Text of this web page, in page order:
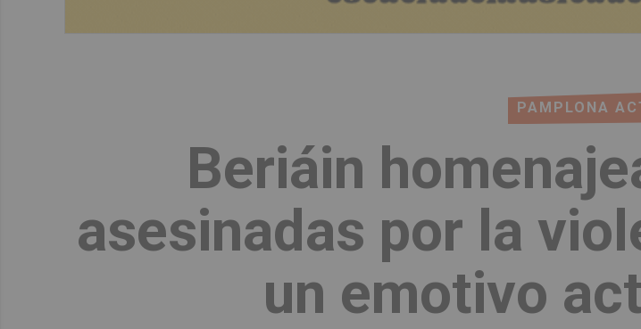
PAMPLONA
Beriáin
asesinadas por la
un emotivo